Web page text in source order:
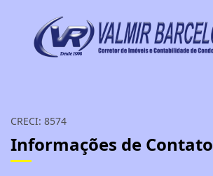
CRECI: 8574
Informações de Contato